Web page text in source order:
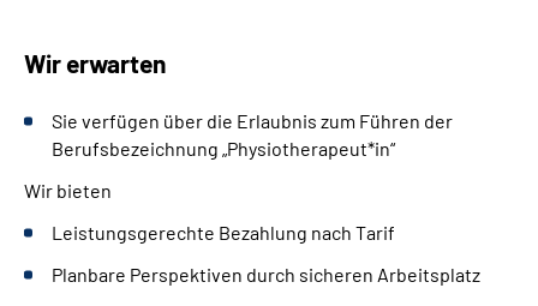
Wir erwarten
Sie verfügen über die Erlaubnis zum Führen der
Berufsbezeichnung „Physiotherapeut*in“
Wir bieten
Leistungsgerechte Bezahlung nach Tarif
Planbare Perspektiven durch sicheren Arbeitsplatz